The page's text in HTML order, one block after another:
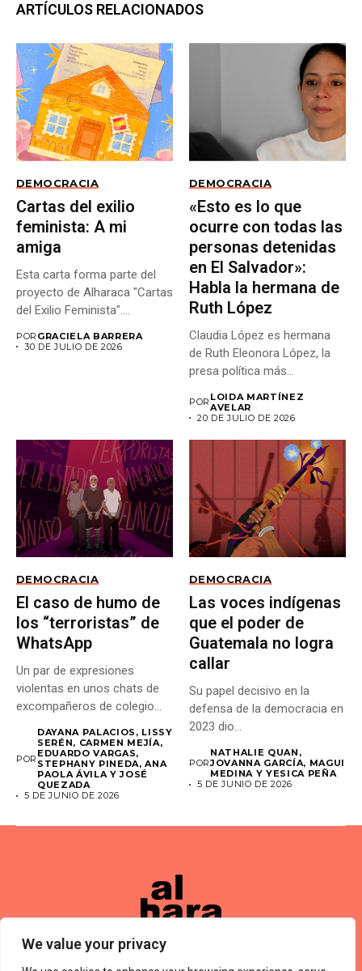
We value your privacy
ARTÍCULOS RELACIONADOS
DEMOCRACIA
Cartas del exilio
feminista: A mi
amiga
Esta carta forma parte del
proyecto de Alharaca "Cartas
del Exilio Feminista"....
POR GRACIELA BARRERA
30 DE JULIO DE 2026
DEMOCRACIA
«Esto es lo que
ocurre con todas las
personas detenidas
en El Salvador»:
Habla la hermana de
Ruth López
Claudia López es hermana
de Ruth Eleonora López, la
presa política más...
POR LOIDA MARTÍNEZ
AVELAR
20 DE JULIO DE 2026
DEMOCRACIA
El caso de humo de
los “terroristas” de
WhatsApp
Un par de expresiones
violentas en unos chats de
excompañeros de colegio...
POR
DAYANA PALACIOS, LISSY
SERÉN, CARMEN MEJÍA,
EDUARDO VARGAS,
STEPHANY PINEDA, ANA
PAOLA ÁVILA Y JOSÉ
QUEZADA
5 DE JUNIO DE 2026
DEMOCRACIA
Las voces indígenas
que el poder de
Guatemala no logra
callar
Su papel decisivo en la
defensa de la democracia en
2023 dio...
POR
NATHALIE QUAN,
JOVANNA GARCÍA, MAGUI
MEDINA Y YESICA PEÑA
5 DE JUNIO DE 2026